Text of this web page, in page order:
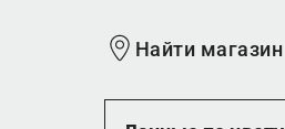
Найти магазин